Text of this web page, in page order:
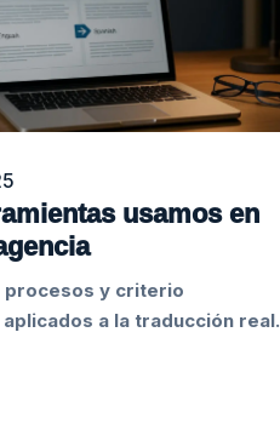
usamos en
procesos y criterio
a la traducción real.